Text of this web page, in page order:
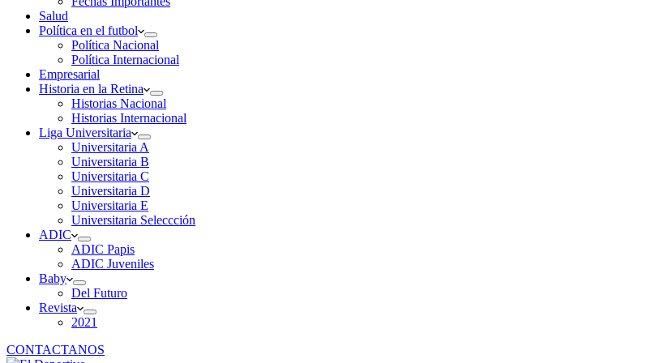
Salud
Política en el futbol
Política Nacional
Política Internacional
Empresarial
Historia en la Retina
Historias Nacional
Historias Internacional
Liga Universitaria
Universitaria A
Universitaria B
Universitaria C
Universitaria D
Universitaria E
Universitaria Seleccción
ADIC
ADIC Papis
ADIC Juveniles
Baby
Del Futuro
Revista
2021
CONTACTANOS